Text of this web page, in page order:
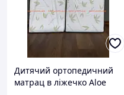
Дитячий ортопедичний
матрац в ліжечко Aloe